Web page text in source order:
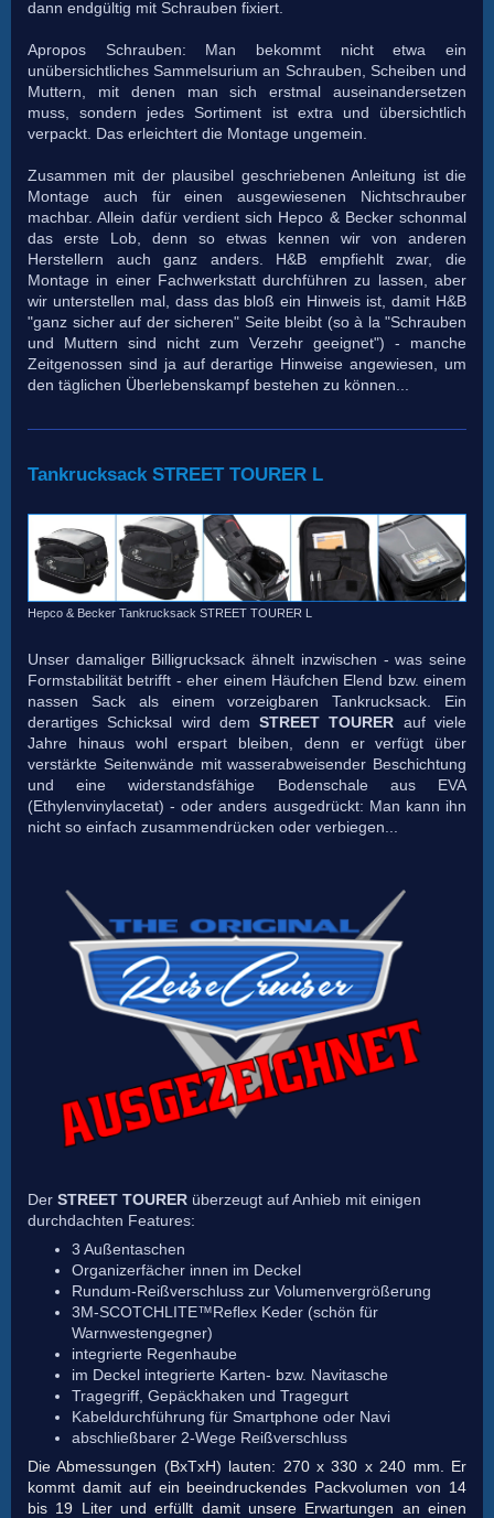
dann endgültig mit Schrauben fixiert.
Apropos Schrauben: Man bekommt nicht etwa ein
unübersichtliches Sammelsurium an Schrauben, Scheiben und
Muttern, mit denen man sich erstmal auseinandersetzen
muss, sondern jedes Sortiment ist extra und übersichtlich
verpackt. Das erleichtert die Montage ungemein.
Zusammen mit der plausibel geschriebenen Anleitung ist die
Montage auch für einen ausgewiesenen Nichtschrauber
machbar. Allein dafür verdient sich Hepco & Becker schonmal
das erste Lob, denn so etwas kennen wir von anderen
Herstellern auch ganz anders. H&B empfiehlt zwar, die
Montage in einer Fachwerkstatt durchführen zu lassen, aber
wir unterstellen mal, dass das bloß ein Hinweis ist, damit H&B
"ganz sicher auf der sicheren" Seite bleibt (so à la "Schrauben
und Muttern sind nicht zum Verzehr geeignet") - manche
Zeitgenossen sind ja auf derartige Hinweise angewiesen, um
den täglichen Überlebenskampf bestehen zu können...
Tankrucksack STREET TOURER L
Hepco & Becker Tankrucksack STREET TOURER L
Unser damaliger Billigrucksack ähnelt inzwischen - was seine
Formstabilität betrifft - eher einem Häufchen Elend bzw. einem
nassen Sack als einem vorzeigbaren Tankrucksack. Ein
derartiges Schicksal wird demSTREET TOURER auf viele
Jahre hinaus wohl erspart bleiben, denn er verfügt über
verstärkte Seitenwände mit wasserabweisender Beschichtung
und eine widerstandsfähige Bodenschale aus EVA
(Ethylenvinylacetat) - oder anders ausgedrückt: Man kann ihn
nicht so einfach zusammendrücken oder verbiegen...
Der STREET TOURER überzeugt auf Anhieb mit einigen
durchdachten Features:
3 Außentaschen
Organizerfächer innen im Deckel
Rundum-Reißverschluss zur Volumenvergrößerung
3M-SCOTCHLITE™Reflex Keder (schön für
Warnwestengegner)
integrierte Regenhaube
im Deckel integrierte Karten- bzw. Navitasche
Tragegriff, Gepäckhaken und Tragegurt
Kabeldurchführung für Smartphone oder Navi
abschließbarer 2-Wege Reißverschluss
Die Abmessungen (BxTxH) lauten: 270 x 330 x 240 mm. Er
kommt damit auf ein beeindruckendes Packvolumen von 14
bis 19 Liter und erfüllt damit unsere Erwartungen an einen